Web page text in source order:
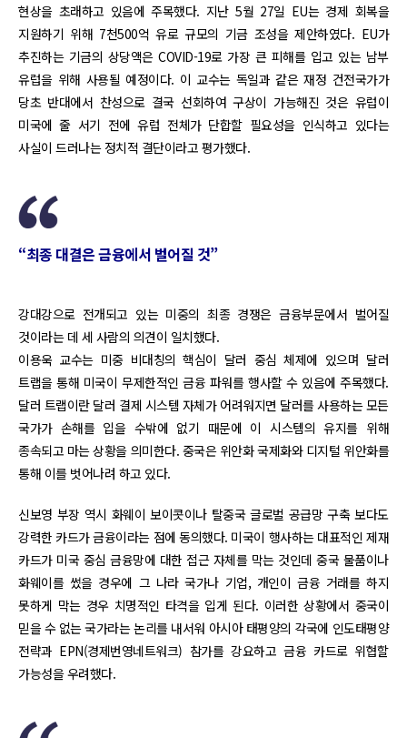
현상을 초래하고 있음에 주목했다. 지난 5월 27일 EU는 경제 회복을
지원하기 위해 7천500억 유로 규모의 기금 조성을 제안하였다. EU가
추진하는 기금의 상당액은 COVID-19로 가장 큰 피해를 입고 있는 남부
유럽을 위해 사용될 예정이다. 이 교수는 독일과 같은 재정 건전국가가
당초 반대에서 찬성으로 결국 선회하여 구상이 가능해진 것은 유럽이
미국에 줄 서기 전에 유럽 전체가 단합할 필요성을 인식하고 있다는
사실이 드러나는 정치적 결단이라고 평가했다.
“최종 대결은 금융에서 벌어질 것”
강대강으로 전개되고 있는 미중의 최종 경쟁은 금융부문에서 벌어질
것이라는 데 세 사람의 의견이 일치했다.
이용욱 교수는 미중 비대칭의 핵심이 달러 중심 체제에 있으며 달러
트랩을 통해 미국이 무제한적인 금융 파워를 행사할 수 있음에 주목했다.
달러 트랩이란 달러 결제 시스템 자체가 어려워지면 달러를 사용하는 모든
국가가 손해를 입을 수밖에 없기 때문에 이 시스템의 유지를 위해
종속되고 마는 상황을 의미한다. 중국은 위안화 국제화와 디지털 위안화를
통해 이를 벗어나려 하고 있다.
신보영 부장 역시 화웨이 보이콧이나 탈중국 글로벌 공급망 구축 보다도
강력한 카드가 금융이라는 점에 동의했다. 미국이 행사하는 대표적인 제재
카드가 미국 중심 금융망에 대한 접근 자체를 막는 것인데 중국 물품이나
화웨이를 썼을 경우에 그 나라 국가나 기업, 개인이 금융 거래를 하지
못하게 막는 경우 치명적인 타격을 입게 된다. 이러한 상황에서 중국이
믿을 수 없는 국가라는 논리를 내서워 아시아 태평양의 각국에 인도태평양
전략과 EPN(경제번영네트워크) 참가를 강요하고 금융 카드로 위협할
가능성을 우려했다.